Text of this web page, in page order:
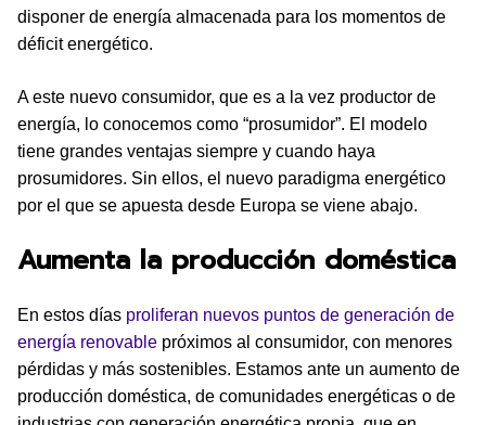
disponer de energía almacenada para los momentos de
déficit energético.
A este nuevo consumidor, que es a la vez productor de
energía, lo conocemos como “prosumidor”. El modelo
tiene grandes ventajas siempre y cuando haya
prosumidores. Sin ellos, el nuevo paradigma energético
por el que se apuesta desde Europa se viene abajo.
Aumenta la producción doméstica
En estos días proliferan nuevos puntos de generación de
energía renovable próximos al consumidor, con menores
pérdidas y más sostenibles. Estamos ante un aumento de
producción doméstica, de comunidades energéticas o de